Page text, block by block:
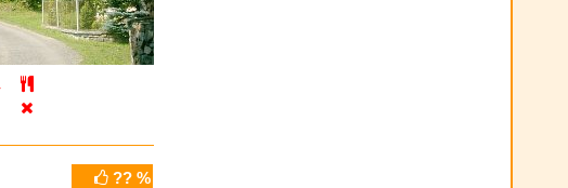
?? %